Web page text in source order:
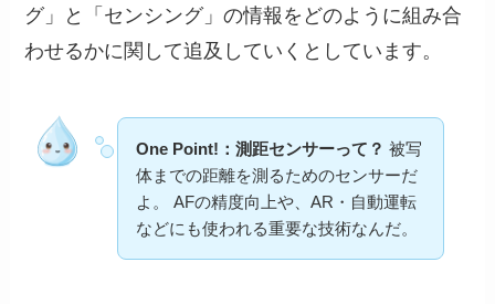
グ」と「センシング」の情報をどのように組み合
わせるかに関して追及していくとしています。
One Point!：測距センサーって？ 被写
体までの距離を測るためのセンサーだ
よ。 AFの精度向上や、AR・自動運転
などにも使われる重要な技術なんだ。